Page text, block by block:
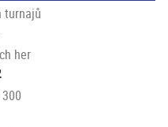
turnajů
her